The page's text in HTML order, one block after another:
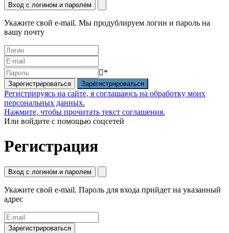
Вход с логином и паролем
Укажите свой e-mail. Мы продублируем логин и пароль на
вашу почту
*
Зарегистрироваться
Регистрируясь на сайте, я соглашаюсь на обработку моих
персональных данных.
Нажмите, чтобы прочитать текст соглашения.
Или войдите с помощью соцсетей
Регистрация
Вход с логином и паролем
Укажите свой e-mail. Пароль для входа прийдет на указанный
адрес
Зарегистрироваться